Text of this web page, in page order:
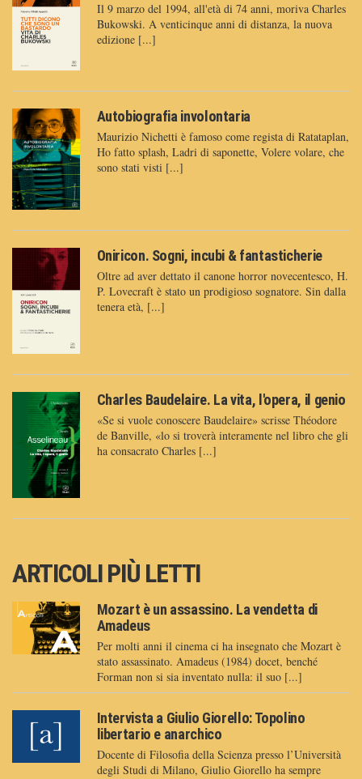
Il 9 marzo del 1994, all'età di 74 anni, moriva Charles
Bukowski. A venticinque anni di distanza, la nuova
edizione [...]
Autobiografia involontaria
Maurizio Nichetti è famoso come regista di Ratataplan,
Ho fatto splash, Ladri di saponette, Volere volare, che
sono stati visti [...]
Oniricon. Sogni, incubi & fantasticherie
Oltre ad aver dettato il canone horror novecentesco, H.
P. Lovecraft è stato un prodigioso sognatore. Sin dalla
tenera età, [...]
Charles Baudelaire. La vita, l'opera, il genio
«Se si vuole conoscere Baudelaire» scrisse Théodore
de Banville, «lo si troverà interamente nel libro che gli
ha consacrato Charles [...]
ARTICOLI PIÙ LETTI
Mozart è un assassino. La vendetta di
Amadeus
Per molti anni il cinema ci ha insegnato che Mozart è
stato assassinato. Amadeus (1984) docet, benché
Forman non si sia inventato nulla: il suo [...]
Intervista a Giulio Giorello: Topolino
libertario e anarchico
Docente di Filosofia della Scienza presso l’Università
degli Studi di Milano, Giulio Giorello ha sempre